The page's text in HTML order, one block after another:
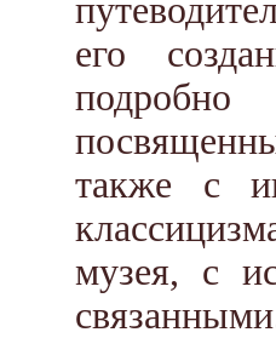
его
также с
музея, с